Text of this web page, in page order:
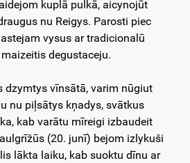
kuplā pulkā, aicynojūt
nu Reigys. Parosti piec
vysus ar tradicionalū
degustaceju.
dzymtys vīnsātā, varim nūgiut
nu piļsātys kņadys, svātkus
kab varātu mīreigi izbaudeit
(20. junī) bejom izlykuši
lākta laiku, kab suoktu dīnu ar